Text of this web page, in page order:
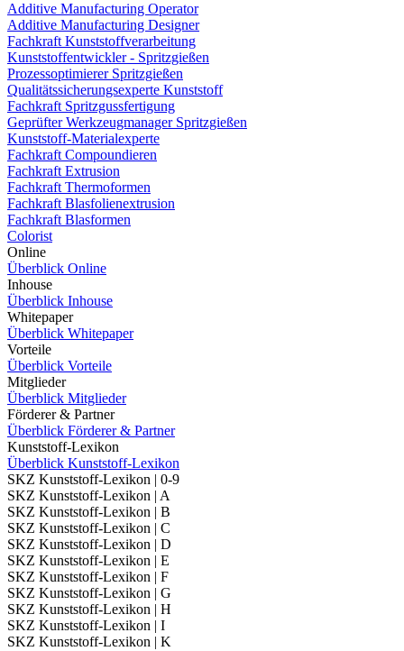
Additive Manufacturing Operator
Additive Manufacturing Designer
Fachkraft Kunststoffverarbeitung
Kunststoffentwickler - Spritzgießen
Prozessoptimierer Spritzgießen
Qualitätssicherungsexperte Kunststoff
Fachkraft Spritzgussfertigung
Geprüfter Werkzeugmanager Spritzgießen
Kunststoff-Materialexperte
Fachkraft Compoundieren
Fachkraft Extrusion
Fachkraft Thermoformen
Fachkraft Blasfolienextrusion
Fachkraft Blasformen
Colorist
Online
Überblick Online
Inhouse
Überblick Inhouse
Whitepaper
Überblick Whitepaper
Vorteile
Überblick Vorteile
Mitglieder
Überblick Mitglieder
Förderer & Partner
Überblick Förderer & Partner
Kunststoff-Lexikon
Überblick Kunststoff-Lexikon
SKZ Kunststoff-Lexikon | 0-9
SKZ Kunststoff-Lexikon | A
SKZ Kunststoff-Lexikon | B
SKZ Kunststoff-Lexikon | C
SKZ Kunststoff-Lexikon | D
SKZ Kunststoff-Lexikon | E
SKZ Kunststoff-Lexikon | F
SKZ Kunststoff-Lexikon | G
SKZ Kunststoff-Lexikon | H
SKZ Kunststoff-Lexikon | I
SKZ Kunststoff-Lexikon | K